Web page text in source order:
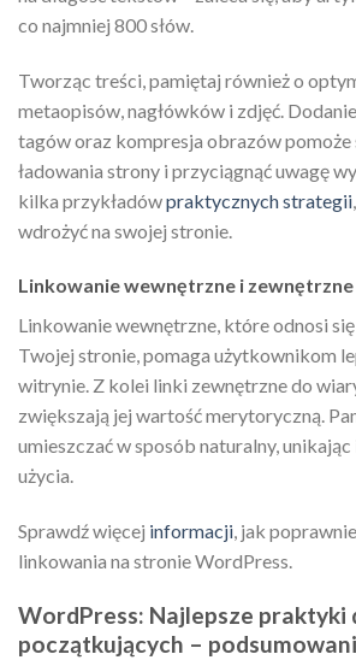
co najmniej 800 słów.
Tworząc treści, pamiętaj również o
metaopisów, nagłówków i zdjęć.
tagów oraz kompresja obrazów pomoże
ładowania strony i przyciągnąć uwagę
kilka przykładówpraktycznych strategii
wdrożyć na swojej stronie.
Linkowanie wewnętrzne i zewnętrzne
Linkowanie wewnętrzne, które odnosi
Twojej stronie, pomaga użytkownikom
witrynie. Z kolei linki zewnętrzne do
zwiększają jej wartość merytoryczną.
umieszczać w sposób naturalny,
użycia.
Sprawdź więcej informacji, jak
linkowania na stronie WordPress.
WordPress: Najlepsze praktyki
początkujących –